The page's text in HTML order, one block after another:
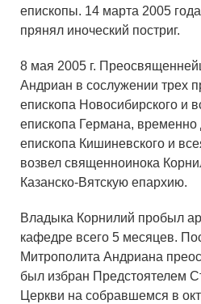
епископы. 14 марта 2005
прянял иноческий постриг.
8 мая 2005 г.
Андриан в сослужении трех
епископа Новосибирского и
епископа Германа, временно
епископа Кишиневского и
возвел священноинока
Казанско-Вятскую епархию.
Владыка Корнилий пробыл
кафедре всего 5 месяцев.
Митрополита Андриана
был избран Предстоятелем
Церкви на собравшемся в